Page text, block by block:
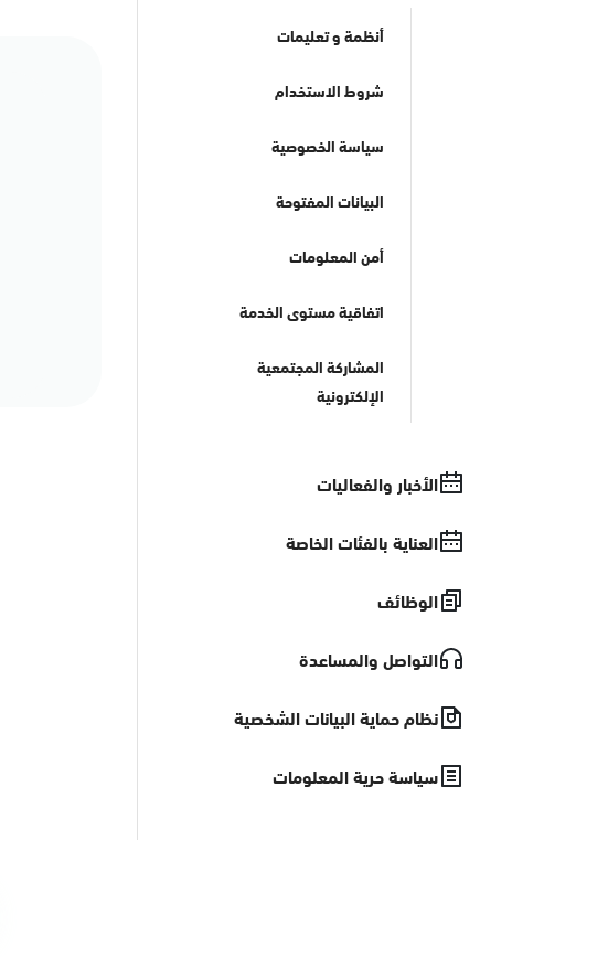
أنظمة و تعليمات
شروط الاستخدام
سياسة الخصوصية
البيانات المفتوحة
أمن المعلومات
اتفاقية مستوى الخدمة
المشاركة المجتمعية
الإلكترونية
الأخبار والفعاليات
العناية بالفئات الخاصة
الوظائف
التواصل والمساعدة
نظام حماية البيانات الشخصية
سياسة حرية المعلومات